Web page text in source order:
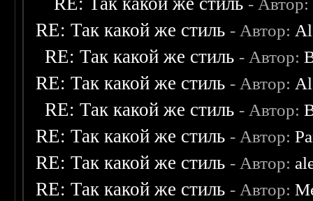
- Автор:
RE: Так какой же стиль - Автор:
RE: Так какой же стиль - Автор:
RE: Так какой же стиль - Автор:
RE: Так какой же стиль - Автор:
RE: Так какой же стиль - Автор:
RE: Так какой же стиль - Автор:
RE: Так какой же стиль - Автор: